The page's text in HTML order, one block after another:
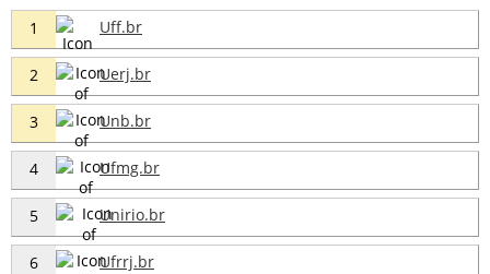
1 Uff.br
2 Uerj.br
3 Unb.br
4 Ufmg.br
5 Unirio.br
6 Ufrrj.br